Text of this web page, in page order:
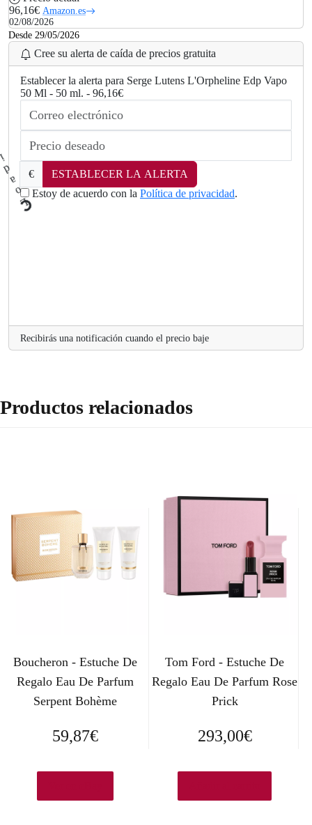
96,16€ Amazon.es
02/08/2026
Desde 29/05/2026
Cree su alerta de caída de precios gratuita
Establecer la alerta para Serge Lutens L'Orpheline Edp Vapo
50 Ml - 50 ml. - 96,16€
€
ESTABLECER LA ALERTA
Estoy de acuerdo con la Política de privacidad.
L
.
Recibirás una notificación cuando el precio baje
Productos relacionados
Boucheron - Estuche De
Regalo Eau De Parfum
Serpent Bohème
59,87€
Tom Ford - Estuche De
Regalo Eau De Parfum Rose
Prick
293,00€